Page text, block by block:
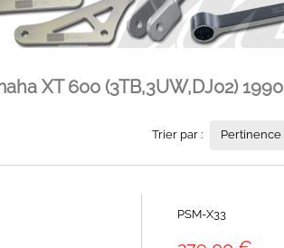
XT 600 (3TB,3UW,DJ02) 1990
Trier par : Pertinence
PSM-X33